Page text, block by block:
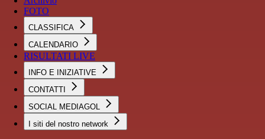
FOTO
CLASSIFICA
CALENDARIO
RISULTATI LIVE
INFO E INIZIATIVE
CONTATTI
SOCIAL MEDIAGOL
I siti del nostro network